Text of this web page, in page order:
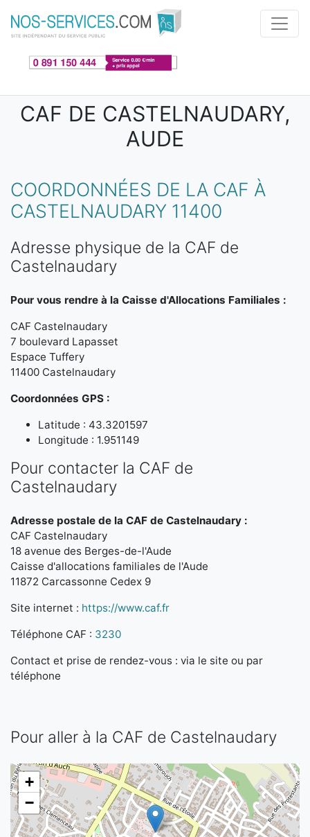
Aller au contenu principal
CAF DE CASTELNAUDARY,
AUDE
COORDONNÉES DE LA CAF À
CASTELNAUDARY 11400
Adresse physique de la CAF de
Castelnaudary
Pour vous rendre à la Caisse d'Allocations Familiales :
CAF Castelnaudary
7 boulevard Lapasset
Espace Tuffery
11400 Castelnaudary
Coordonnées GPS :
Latitude : 43.3201597
Longitude : 1.951149
Pour contacter la CAF de
Castelnaudary
Adresse postale de la CAF de Castelnaudary :
CAF Castelnaudary
18 avenue des Berges-de-l'Aude
Caisse d'allocations familiales de l'Aude
11872 Carcassonne Cedex 9
Site internet : https://www.caf.fr
Téléphone CAF : 3230
Contact et prise de rendez-vous : via le site ou par
téléphone
Pour aller à la CAF de Castelnaudary
+
−